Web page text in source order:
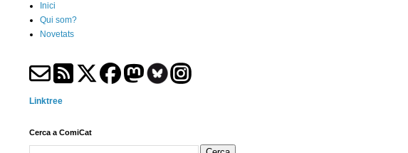
Inici
Qui som?
Novetats
Linktree
Cerca a ComiCat